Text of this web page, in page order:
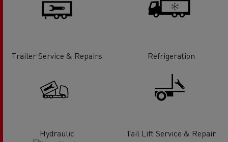
Trailer Service & Repairs Refrigeration
Hydraulic Tail Lift Service & Repair